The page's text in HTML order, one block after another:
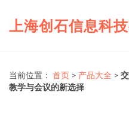
上海创石信息科
当前位置： 首页 > 产品大全 >
教学与会议的新选择